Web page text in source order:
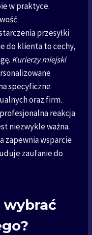
w praktyce.
przesyłki
do klienta to cechy,
Kurierzy miejski
specyficzne
oraz firm.
reakcja
niezwykle ważna.
zapewnia wsparcie
zaufanie do
wybrać